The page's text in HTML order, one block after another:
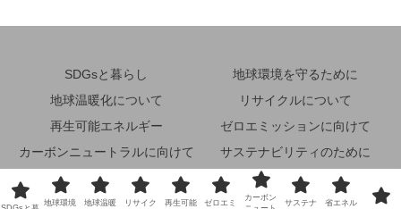
SDGsと暮らし
地球環境を守るために
地球温暖化について
リサイクルについて
再生可能エネルギー
ゼロエミッションに向けて
カーボンニュートラルに向けて
サステナビリティのために
省エネルギーのために
その他
地球環境 地球温暖 リサイク 再生可能 ゼロエミ
カーボン
サステナ 省エネル